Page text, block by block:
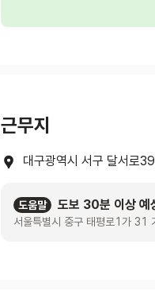
근무지
대구광역시 서구 달서로
도움말 도보 30분 이상 예
서울특별시 중구 태평로1가 31